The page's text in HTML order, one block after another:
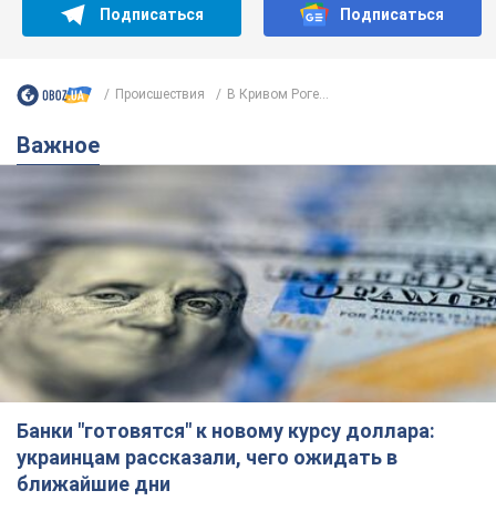
украинцам рассказали, чего ожидать в
ближайшие дни
Каким будет курс валюты в обменниках
6.08.2026 22:58 151,0 т.
Украинцам обещают по 850 грн от
мобильных операторов: что не так с
этими сообщениями
Как не попасть в ловушку мошенников
6.08.2026 21:02 15,7 т.
Самый дорогой футболист